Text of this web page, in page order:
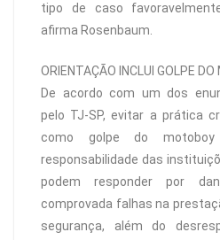
tipo de caso
afirma Rosenbaum.
ORIENTAÇÃO INCLUI GOLPE
De acordo com um dos
pelo TJ-SP, evitar a prática
como golpe do
responsabilidade das
podem responder por
comprovada falhas na
segurança, além do